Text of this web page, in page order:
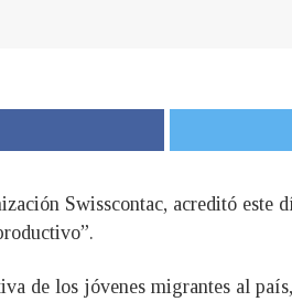
Swisscontac, acreditó este
de los jóvenes migrantes al